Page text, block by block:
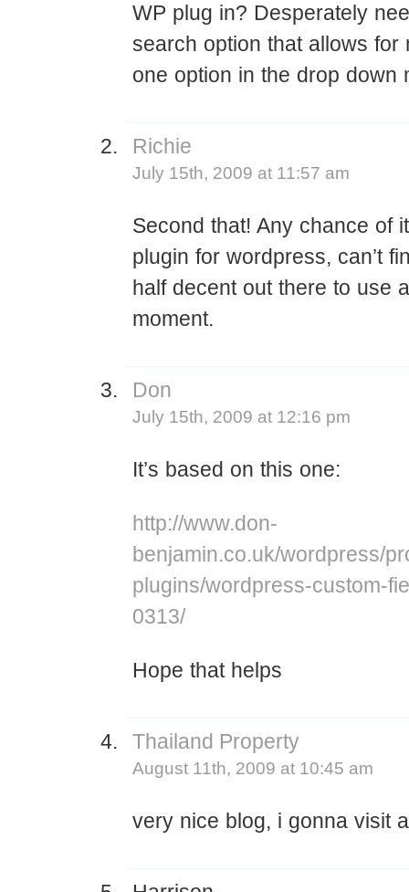
WP plug in? Desperately
search option that allows for
one option in the drop down
Richie
July 15th, 2009 at 11:57 am
Second that! Any chance of
plugin for wordpress, can’t
half decent out there to use
moment.
Don
July 15th, 2009 at 12:16 pm
It’s based on this one:
http://www.don-
benjamin.co.uk/wordpress/
plugins/wordpress-custom-
0313/
Hope that helps
Thailand Property
August 11th, 2009 at 10:45 am
very nice blog, i gonna visit